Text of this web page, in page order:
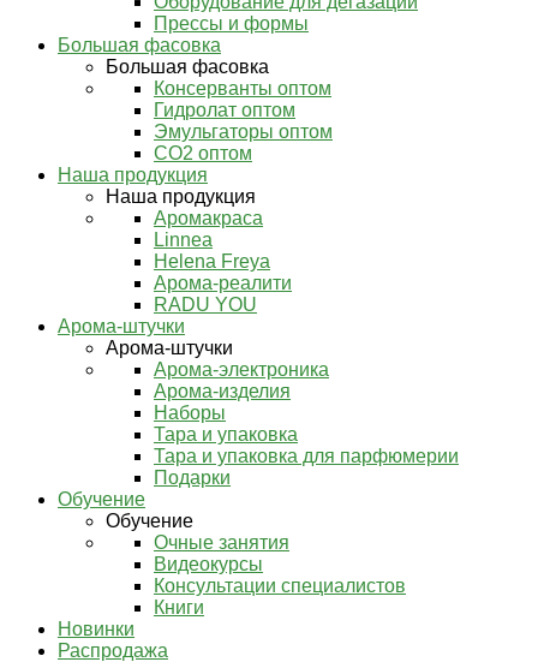
Прессы и формы
Большая фасовка
Большая фасовка
Консерванты оптом
Гидролат оптом
Эмульгаторы оптом
СО2 оптом
Наша продукция
Наша продукция
Аромакраса
Linnea
Helena Freya
Арома-реалити
RADU YOU
Арома-штучки
Арома-штучки
Арома-электроника
Арома-изделия
Наборы
Тара и упаковка
Тара и упаковка для парфюмерии
Подарки
Обучение
Обучение
Очные занятия
Видеокурсы
Консультации специалистов
Книги
Новинки
Распродажа